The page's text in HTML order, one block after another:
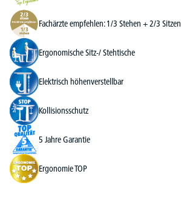
Fachärzte empfehlen: 1/3 Stehen + 2/3 Sitzen
Ergonomische Sitz-/ Stehtische
Elektrisch höhenverstellbar
Kollisionsschutz
5 Jahre Garantie
Ergonomie TOP